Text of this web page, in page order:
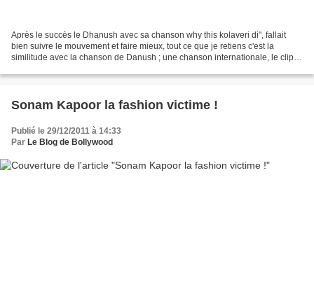
Après le succès le Dhanush avec sa chanson why this kolaveri di", fallait
bien suivre le mouvement et faire mieux, tout ce que je retiens c'est la
similitude avec la chanson de Danush ; une chanson internationale, le clip,
Sonam Kapoor la fashion victime !
Publié le 29/12/2011 à 14:33
Par Le Blog de Bollywood